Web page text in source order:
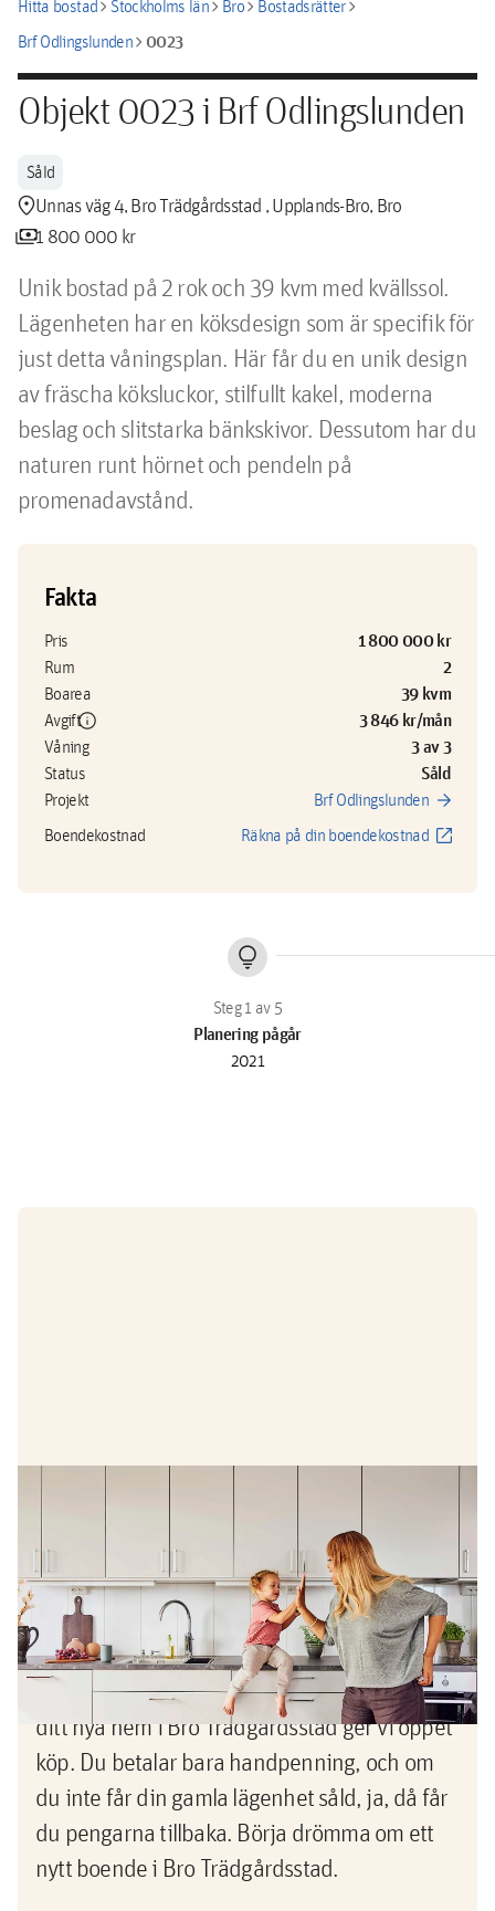
Hitta bostadchevron_rightStockholms länchevron_rightBrochevron_rightBostadsrätterchevron_right
Brf Odlingslundenchevron_right0023
Objekt 0023 i Brf Odlingslunden
Såld
location_pinUnnas väg 4, Bro Trädgårdsstad , Upplands-Bro, Bro
payments1 800 000 kr
Unik bostad på 2 rok och 39 kvm med kvällssol.
Lägenheten har en köksdesign som är specifik för
just detta våningsplan. Här får du en unik design
av fräscha köksluckor, stilfullt kakel, moderna
beslag och slitstarka bänkskivor. Dessutom har du
naturen runt hörnet och pendeln på
promenadavstånd.
Fakta
Pris 1 800 000 kr
Rum 2
Boarea 39 kvm
Avgiftinfo 3 846 kr/mån
Våning 3 av 3
Status Såld
Projekt Brf Odlingslunden arrow_forward
Boendekostnad Räkna på din boendekostnad open_in_new
lightbulb
Planering pågår
2021
Erbjudande
Köp nu, sälj sedan -pengarna
tillbaka om du inte lyckas sälja din
gamla bostad
Nu vågar du köpa innan du sålt! När du köper
ditt nya hem i Bro Trädgårdsstad ger vi öppet
köp. Du betalar bara handpenning, och om
du inte får din gamla lägenhet såld, ja, då får
du pengarna tillbaka. Börja drömma om ett
nytt boende i Bro Trädgårdsstad.